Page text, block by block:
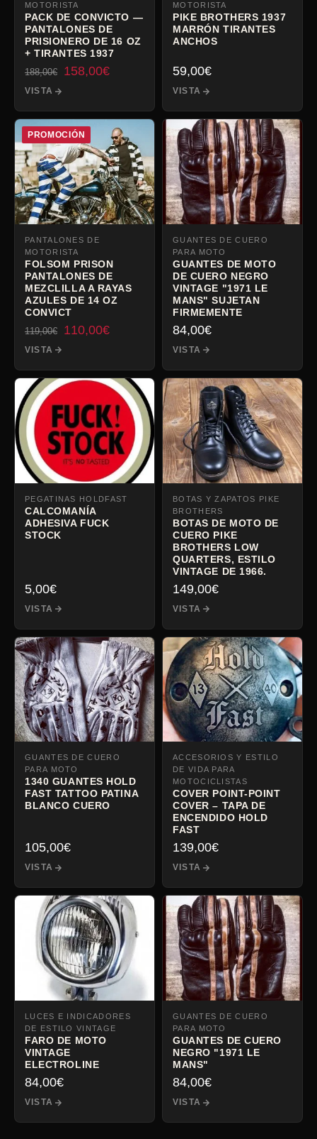
MOTORISTA
PACK DE CONVICTO —
PANTALONES DE
PRISIONERO DE 16 OZ
+ TIRANTES 1937
188,00€
El
188,00€.
158,00€El
158,00€.
VISTA
MOTORISTA
PIKE BROTHERS 1937
MARRÓN TIRANTES
ANCHOS
59,00€
VISTA
PROMOCIÓN
PANTALONES DE
MOTORISTA
FOLSOM PRISON
PANTALONES DE
MEZCLILLA A RAYAS
AZULES DE 14 OZ
CONVICT
119,00€
El
119,00€.
110,00€El
110,00€.
VISTA
GUANTES DE CUERO
PARA MOTO
GUANTES DE MOTO
DE CUERO NEGRO
VINTAGE "1971 LE
MANS" SUJETAN
FIRMEMENTE
84,00€
VISTA
PEGATINAS HOLDFAST
CALCOMANÍA
ADHESIVA FUCK
STOCK
5,00€
VISTA
BOTAS Y ZAPATOS PIKE
BROTHERS
BOTAS DE MOTO DE
CUERO PIKE
BROTHERS LOW
QUARTERS, ESTILO
VINTAGE DE 1966.
149,00€
VISTA
GUANTES DE CUERO
PARA MOTO
1340 GUANTES HOLD
FAST TATTOO PATINA
BLANCO CUERO
105,00€
VISTA
ACCESORIOS Y ESTILO
DE VIDA PARA
MOTOCICLISTAS
COVER POINT-POINT
COVER – TAPA DE
ENCENDIDO HOLD
FAST
139,00€
VISTA
LUCES E INDICADORES
DE ESTILO VINTAGE
FARO DE MOTO
VINTAGE
ELECTROLINE
84,00€
VISTA
GUANTES DE CUERO
PARA MOTO
GUANTES DE CUERO
NEGRO "1971 LE
MANS"
84,00€
VISTA